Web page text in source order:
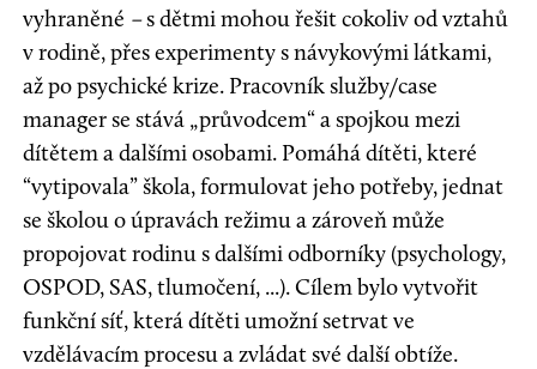
vyhraněné –s dětmi mohou řešit cokoliv od vztahů
v rodině, přes experimenty s návykovými látkami,
až po psychické krize. Pracovník služby/case
manager se stává „průvodcem“ a spojkou mezi
dítětem a dalšími osobami. Pomáhá dítěti, které
“vytipovala” škola, formulovat jeho potřeby, jednat
se školou o úpravách režimu a zároveň může
propojovat rodinu s dalšími odborníky (psychology,
OSPOD, SAS, tlumočení, ...). Cílem bylo vytvořit
funkční síť, která dítěti umožní setrvat ve
vzdělávacím procesu a zvládat své další obtíže.